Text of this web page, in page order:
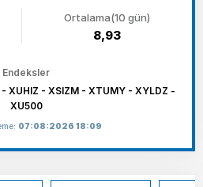
Ortalama(10 gün)
8,93
Endeksler
XUHIZ - XSIZM - XTUMY - XYLDZ -
XU500
07:08:2026 18:09